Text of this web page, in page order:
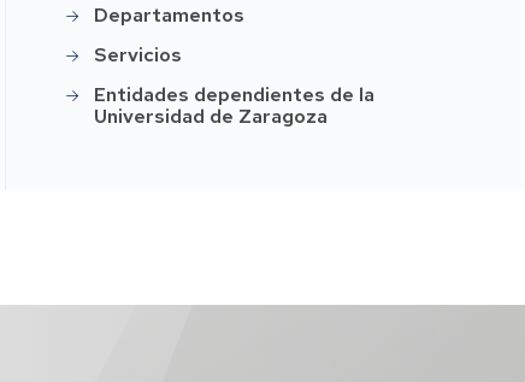
Departamentos
Servicios
Entidades dependientes de la
Universidad de Zaragoza